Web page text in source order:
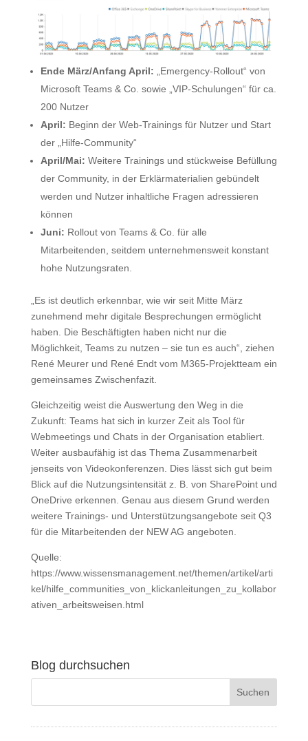
Ende März/Anfang April: „Emergency-Rollout“ von
Microsoft Teams & Co. sowie „VIP-Schulungen“ für ca.
200 Nutzer
April: Beginn der Web-Trainings für Nutzer und Start
der „Hilfe-Community“
April/Mai: Weitere Trainings und stückweise Befüllung
der Community, in der Erklärmaterialien gebündelt
werden und Nutzer inhaltliche Fragen adressieren
können
Juni: Rollout von Teams & Co. für alle
Mitarbeitenden, seitdem unternehmensweit konstant
hohe Nutzungsraten.
„Es ist deutlich erkennbar, wie wir seit Mitte März
zunehmend mehr digitale Besprechungen ermöglicht
haben. Die Beschäftigten haben nicht nur die
Möglichkeit, Teams zu nutzen – sie tun es auch“, ziehen
René Meurer und René Endt vom M365-Projektteam ein
gemeinsames Zwischenfazit.
Gleichzeitig weist die Auswertung den Weg in die
Zukunft: Teams hat sich in kurzer Zeit als Tool für
Webmeetings und Chats in der Organisation etabliert.
Weiter ausbaufähig ist das Thema Zusammenarbeit
jenseits von Videokonferenzen. Dies lässt sich gut beim
Blick auf die Nutzungsintensität z. B. von SharePoint und
OneDrive erkennen. Genau aus diesem Grund werden
weitere Trainings- und Unterstützungsangebote seit Q3
für die Mitarbeitenden der NEW AG angeboten.
Quelle:
https://www.wissensmanagement.net/themen/artikel/arti
kel/hilfe_communities_von_klickanleitungen_zu_kollabor
ativen_arbeitsweisen.html
Blog durchsuchen